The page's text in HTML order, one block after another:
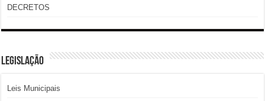
DECRETOS
LEGISLAÇÃO
Leis Municipais